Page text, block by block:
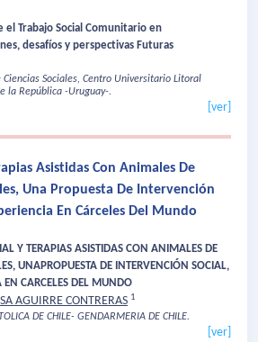
el Trabajo Social Comunitario en
desafíos y perspectivas Futuras
Sociales, Centro Universitario Litoral
la República -Uruguay-.
[ver]
Asistidas Con Animales De
Una Propuesta De Intervención
En Cárceles Del Mundo
Y TERAPIAS ASISTIDAS CON ANIMALES DE
UNAPROPUESTA DE INTERVENCIÓN SOCIAL,
EN CARCELES DEL MUNDO
AGUIRRE CONTRERAS 1
DE CHILE- GENDARMERIA DE CHILE.
[ver]